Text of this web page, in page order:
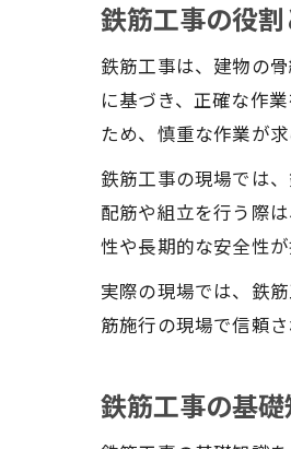
鉄筋工事の役
鉄筋工事は、建物の
に基づき、正確な作
ため、慎重な作業が求
鉄筋工事の現場では
配筋や組立を行う際
性や長期的な安全性が
実際の現場では、鉄
筋施行の現場で信頼
鉄筋工事の基